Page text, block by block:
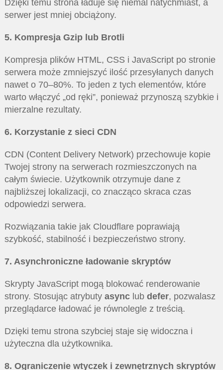
Dzięki temu strona ładuje się niemal natychmiast, a
serwer jest mniej obciążony.
5. Kompresja Gzip lub Brotli
Kompresja plików HTML, CSS i JavaScript po stronie
serwera może zmniejszyć ilość przesyłanych danych
nawet o 70–80%. To jeden z tych elementów, które
warto włączyć „od ręki”, ponieważ przynoszą szybkie i
mierzalne rezultaty.
6. Korzystanie z sieci CDN
CDN (Content Delivery Network) przechowuje kopie
Twojej strony na serwerach rozmieszczonych na
całym świecie. Użytkownik otrzymuje dane z
najbliższej lokalizacji, co znacząco skraca czas
odpowiedzi serwera.
Rozwiązania takie jak Cloudflare poprawiają
szybkość, stabilność i bezpieczeństwo strony.
7. Asynchroniczne ładowanie skryptów
Skrypty JavaScript mogą blokować renderowanie
strony. Stosując atrybuty asynclub defer, pozwalasz
przeglądarce ładować je równolegle z treścią.
Dzięki temu strona szybciej staje się widoczna i
użyteczna dla użytkownika.
8. Ograniczenie wtyczek i zewnętrznych skryptów